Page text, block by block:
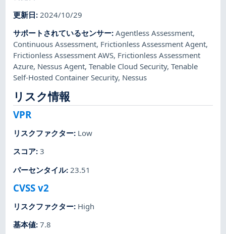
更新日: 2024/10/29
サポートされているセンサー:Agentless Assessment,
Continuous Assessment, Frictionless Assessment Agent,
Frictionless Assessment AWS, Frictionless Assessment
Azure, Nessus Agent,Tenable Cloud Security,Tenable
Self-Hosted Container Security, Nessus
リスク情報
VPR
リスクファクター: Low
スコア:3
パーセンタイル: 23.51
CVSS v2
リスクファクター: High
基本値:7.8